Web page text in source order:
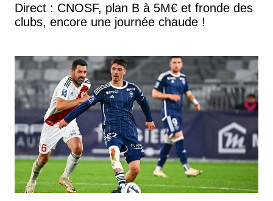
Direct : CNOSF, plan B à 5M€ et fronde des
clubs, encore une journée chaude !